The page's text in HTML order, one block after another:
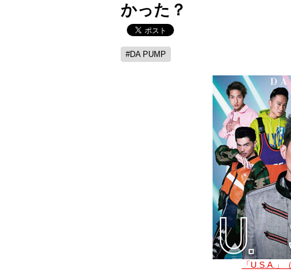
かった？
#DA PUMP
「U.S.A.」